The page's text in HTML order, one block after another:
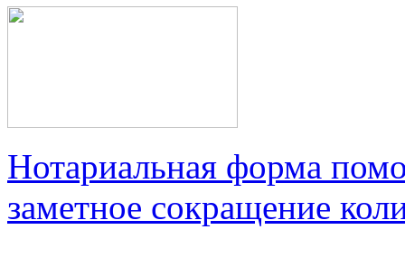
Нотариальная форма
заметное сокращение